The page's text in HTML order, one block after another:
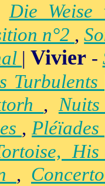
Die
n°2 ,
|Vivier -
Turbulents
,Nuits
, Pléïades
,